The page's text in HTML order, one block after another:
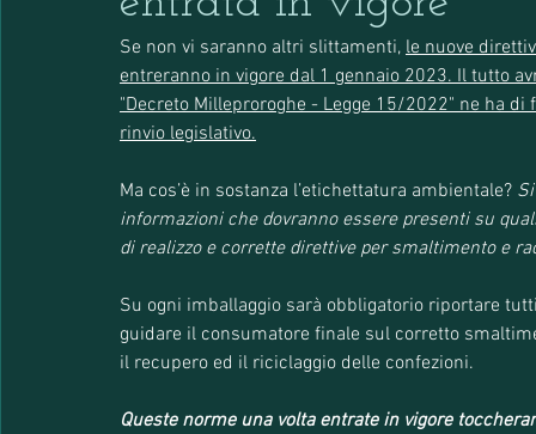
Se non vi saranno altri slittamenti, le nuove
entreranno in vigore dal 1 gennaio 2023. Il tutto
"Decreto Milleproroghe - Legge 15/2022" ne ha
rinvio legislativo.
Ma cos’è in sostanza l’etichettatura ambientale?
informazioni che dovranno essere presenti su
di realizzo e corrette direttive per smaltimento e
Su ogni imballaggio sarà obbligatorio riportare
guidare il consumatore finale sul corretto
il recupero ed il riciclaggio delle confezioni.
Queste norme una volta entrate in vigore